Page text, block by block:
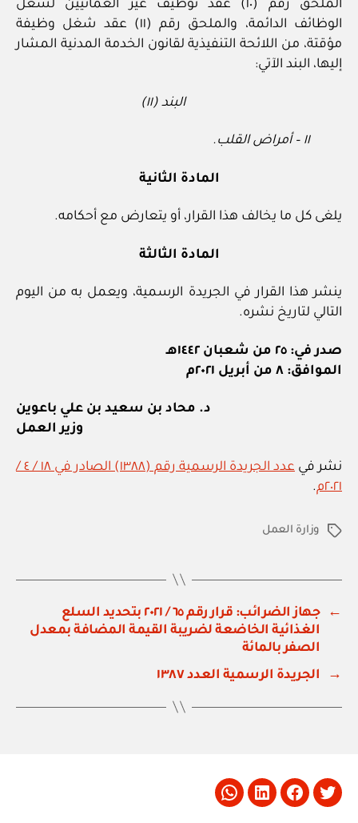
الملحق رقم (١٠) عقد توظيف غير العمانيين لشغل
الوظائف الدائمة، والملحق رقم (١١) عقد شغل وظيفة
مؤقتة، من اللائحة التنفيذية لقانون الخدمة المدنية المشار
إليها، البند الآتي:
البند (١١)
١١ – أمراض القلب.
المادة الثانية
يلغى كل ما يخالف هذا القرار، أو يتعارض مع أحكامه.
المادة الثالثة
ينشر هذا القرار في الجريدة الرسمية، ويعمل به من اليوم
التالي لتاريخ نشره.
صدر في: ٢٥ من شعبان ١٤٤٢هـ
الموافق: ٨ من أبريل ٢٠٢١م
د. محاد بن سعيد بن علي باعوين
وزير العمل
نشر في
عدد الجريدة الرسمية رقم (١٣٨٨) الصادر في ١٨ / ٤ /
٢٠٢١م
.
الوسوموزارة العمل
←
جهاز الضرائب: قرار رقم ٦٥ / ٢٠٢١ بتحديد السلع
الغذائية الخاضعة لضريبة القيمة المضافة بمعدل
الصفر بالمائة
→
الجريدة الرسمية العدد ١٣٨٧
Twitter
Facebook
LinkedIn
Whatsapp